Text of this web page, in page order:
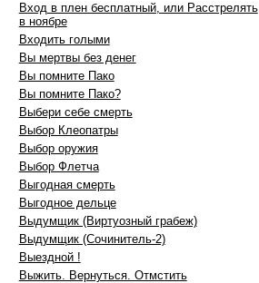
Вхoд в плен бесплатный, или Расстрелять
в ноябре
Входить голыми
Вы мертвы без денег
Вы помните Пако
Вы помните Пако?
Выбери себе смерть
Выбор Клеопатры
Выбор оружия
Выбор Флетча
Выгодная смерть
Выгодное дельце
Выдумщик (Виртуозный грабеж)
Выдумщик (Сочинитель-2)
Выездной !
Выжить. Вернуться. Отмстить